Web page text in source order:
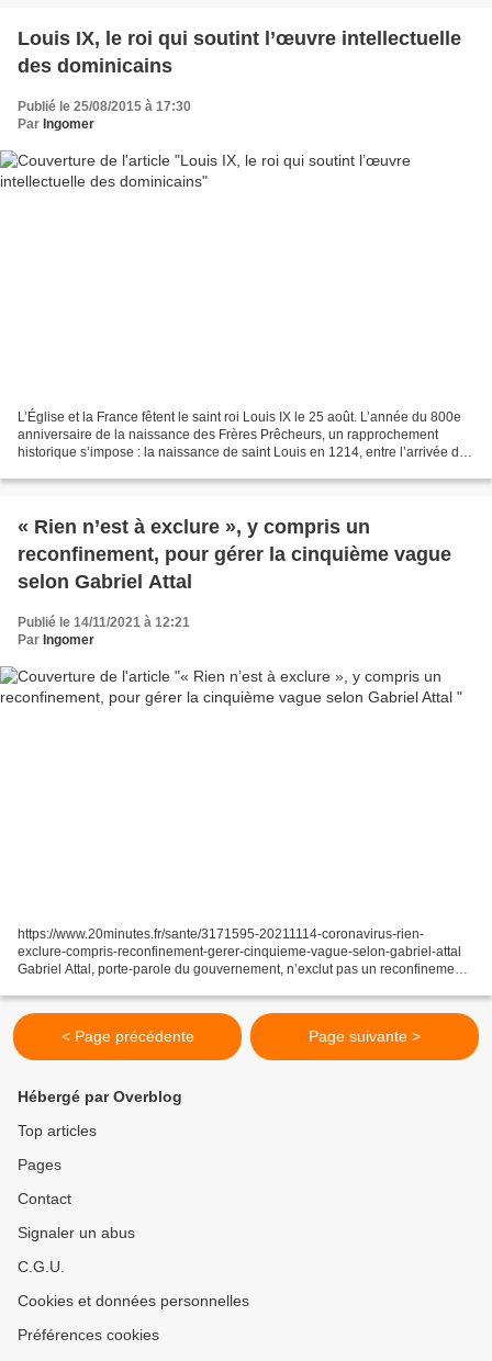
Louis IX, le roi qui soutint l’œuvre intellectuelle
des dominicains
Publié le 25/08/2015 à 17:30
Par Ingomer
L’Église et la France fêtent le saint roi Louis IX le 25 août. L’année du 800e
anniversaire de la naissance des Frères Prêcheurs, un rapprochement
historique s’impose : la naissance de saint Louis en 1214, entre l’arrivée des
« Rien n’est à exclure », y compris un
reconfinement, pour gérer la cinquième vague
selon Gabriel Attal
Publié le 14/11/2021 à 12:21
Par Ingomer
https://www.20minutes.fr/sante/3171595-20211114-coronavirus-rien-
exclure-compris-reconfinement-gerer-cinquieme-vague-selon-gabriel-attal
Gabriel Attal, porte-parole du gouvernement, n’exclut pas un reconfinement
< Page précédente Page suivante >
Hébergé par Overblog
Top articles
Pages
Contact
Signaler un abus
C.G.U.
Cookies et données personnelles
Préférences cookies